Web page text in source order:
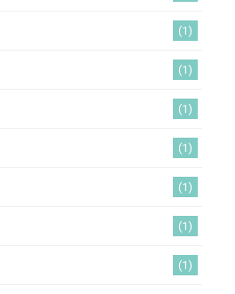
(1)
(1)
(1)
(1)
(1)
(1)
(1)